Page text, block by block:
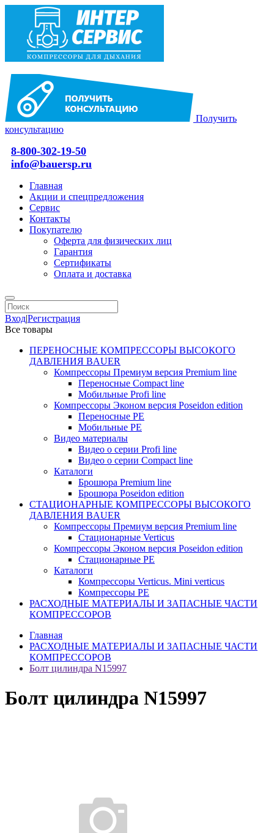
Получить
консультацию
8-800-302-19-50
info@bauersp.ru
Главная
Акции и спецпредложения
Сервис
Контакты
Покупателю
Оферта для физических лиц
Гарантия
Сертификаты
Оплата и доставка
Вход|Регистрация
Все товары
ПЕРЕНОСНЫЕ КОМПРЕССОРЫ ВЫСОКОГО
ДАВЛЕНИЯ BAUER
Компрессоры Премиум версия Premium line
Переносные Compact line
Мобильные Profi line
Компрессоры Эконом версия Poseidon edition
Переносные PE
Мобильные PE
Видео материалы
Видео о серии Profi line
Видео о серии Compact line
Каталоги
Брошюра Premium line
Брошюра Poseidon edition
СТАЦИОНАРНЫЕ КОМПРЕССОРЫ ВЫСОКОГО
ДАВЛЕНИЯ BAUER
Компрессоры Премиум версия Premium line
Стационарные Verticus
Компрессоры Эконом версия Poseidon edition
Стационарные PE
Каталоги
Компрессоры Verticus. Mini verticus
Компрессоры PE
РАСХОДНЫЕ МАТЕРИАЛЫ И ЗАПАСНЫЕ ЧАСТИ
КОМПРЕССОРОВ
Главная
РАСХОДНЫЕ МАТЕРИАЛЫ И ЗАПАСНЫЕ ЧАСТИ
КОМПРЕССОРОВ
Болт цилиндра N15997
Болт цилиндра N15997